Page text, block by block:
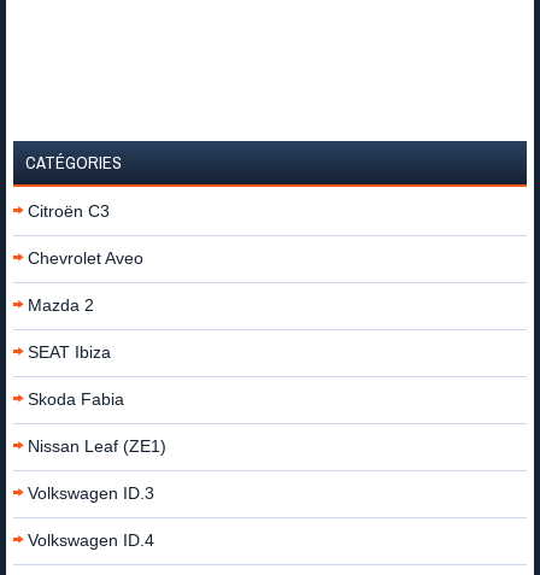
CATÉGORIES
Citroën C3
Chevrolet Aveo
Mazda 2
SEAT Ibiza
Skoda Fabia
Nissan Leaf (ZE1)
Volkswagen ID.3
Volkswagen ID.4